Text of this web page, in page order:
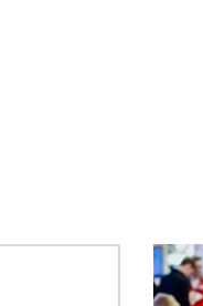
lub przesuń